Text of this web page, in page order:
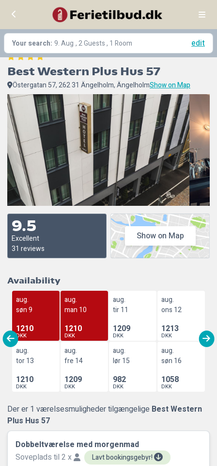
Your search: 9. Aug , 2 Guests , 1 Room edit
Best Western Plus Hus 57
Östergatan 57, 262 31 Ängelholm, ÄngelholmShow on Map
9.5
Excellent
31 reviews
Show on Map
Availability
aug.
søn 9
1210
DKK
aug.
man 10
1210
DKK
aug.
tir 11
1209
DKK
aug.
ons 12
1213
DKK
aug.
tor 13
1210
DKK
aug.
fre 14
1209
DKK
aug.
lør 15
982
DKK
aug.
søn 16
1058
DKK
Der er 1 værelsesmuligheder tilgængelige Best Western
Plus Hus 57
Dobbeltværelse med morgenmad
Soveplads til 2 x
Lavt bookingsgebyr!